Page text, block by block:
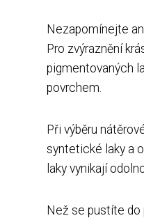
Nezapomínejte
Pro zvýraznění
pigmentovaných
povrchem.
Při výběru
syntetické laky a
laky vynikají
Než se pustíte do